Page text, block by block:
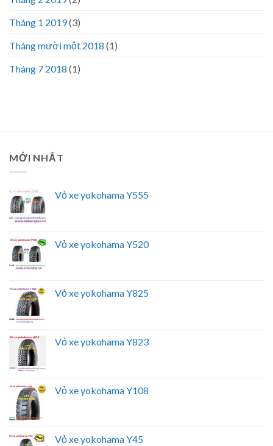
Tháng 1 2019(3)
Tháng mười một 2018 (1)
Tháng 7 2018 (1)
MỚI NHẤT
Vỏ xe yokohama Y555
Vỏ xe yokohama Y520
Vỏ xe yokohama Y825
Vỏ xe yokohama Y823
Vỏ xe yokohama Y108
Vỏ xe yokohama Y45